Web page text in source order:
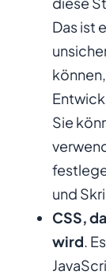
Das ist
Sie
und
CSS,
wird.